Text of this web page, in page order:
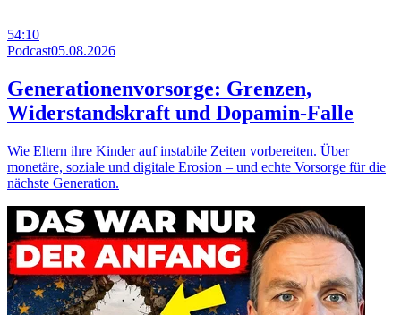
54:10
Podcast05.08.2026
Generationenvorsorge: Grenzen,
Widerstandskraft und Dopamin-Falle
Wie Eltern ihre Kinder auf instabile Zeiten vorbereiten. Über
monetäre, soziale und digitale Erosion – und echte Vorsorge für die
nächste Generation.